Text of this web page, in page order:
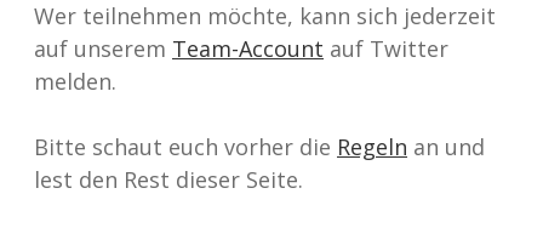
Wer teilnehmen möchte, kann sich jederzeit
auf unserem Team-Account auf Twitter
melden.
Bitte schaut euch vorher die Regeln an und
lest den Rest dieser Seite.